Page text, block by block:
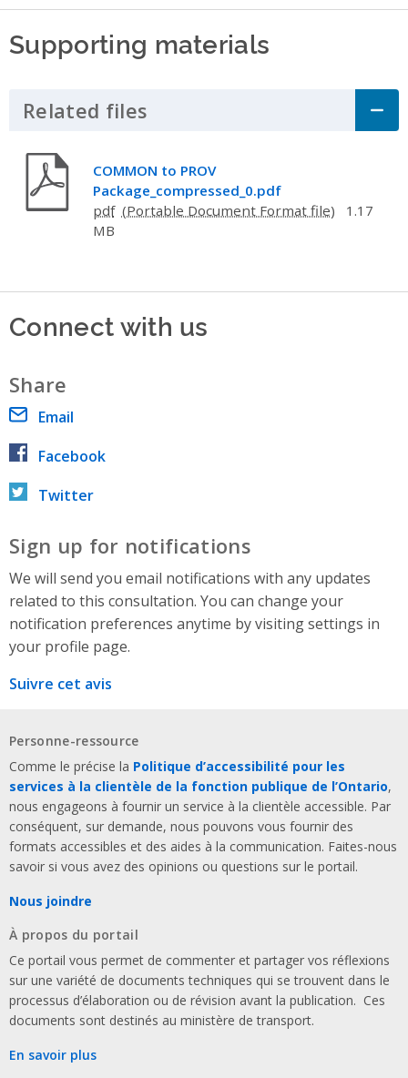
Supporting materials
Related files Click to Expand Accordion
COMMON to PROV
Package_compressed_0.pdf
pdf
1.17
MB
Connect with us
Share
Email
Facebook
Twitter
Sign up for notifications
We will send you email notifications with any updates
related to this consultation. You can change your
notification preferences anytime by visiting settings in
your profile page.
Suivre cet avis
Personne-ressource
Comme le précise la Politique d’accessibilité pour les
services à la clientèle de la fonction publique de l’Ontario,
nous engageons à fournir un service à la clientèle accessible. Par
conséquent, sur demande, nous pouvons vous fournir des
formats accessibles et des aides à la communication. Faites-nous
savoir si vous avez des opinions ou questions sur le portail.
Nous joindre
À propos du portail
Ce portail vous permet de commenter et partager vos réflexions
sur une variété de documents techniques qui se trouvent dans le
processus d’élaboration ou de révision avant la publication. Ces
documents sont destinés au ministère de transport.
En savoir plus